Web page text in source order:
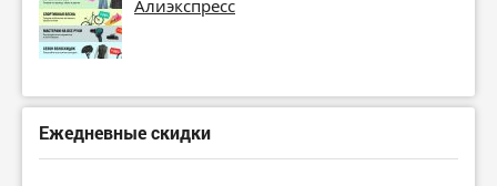
Алиэкспресс
Ежедневные скидки